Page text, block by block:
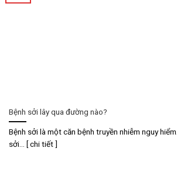
Bệnh sởi lây qua đường nào?
Bệnh sởi là một căn bệnh truyền nhiễm nguy
sởi... [ chi tiết ]